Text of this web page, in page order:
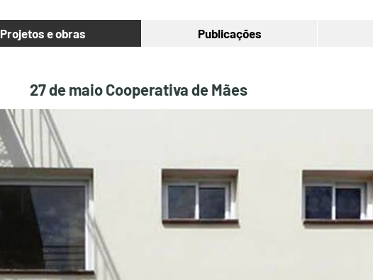
Projetos e obras Publicações
27 de maio Cooperativa de Mães